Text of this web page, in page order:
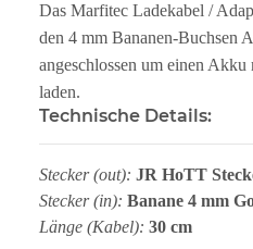
Das Marfitec Ladekabel /
den 4 mm Bananen-Buchsen
angeschlossen um einen
laden.
Technische Details:
Stecker (out): JR HoTT
Stecker (in): Banane 4 mm
Länge (Kabel): 30 cm